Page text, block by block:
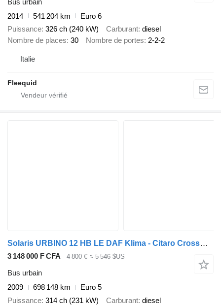
2014
541 204 km
Euro 6
Puissance 326 ch (240 kW) Carburant diesel
Nombre de places 30 Nombre de portes 2-2-2
Italie
Fleequid
Solaris URBINO 12 HB LE DAF Klima - Citaro Crossway NF
3 148 000 F CFA 4 800 € ≈ 5 546 $US
Bus urbain
2009
698 148 km
Euro 5
Puissance 314 ch (231 kW) Carburant diesel